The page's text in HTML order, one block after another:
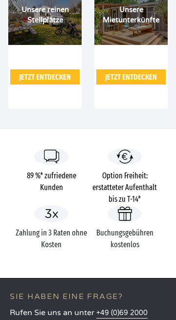
Unsere reinen
Stellplätze
JETZT ENTDECKEN
Unsere
Mietunterkünfte
JETZT ENTDECKEN
89 %* zufriedene
Kunden
Option Freiheit:
erstatteter Aufenthalt
bis zu T-14*
Zahlung in 3 Raten ohne
Kosten
Buchungsgebühren
kostenlos
SIE HABEN EINE FRAGE?
Rufen Sie uns an unter +49 (0)69 2000